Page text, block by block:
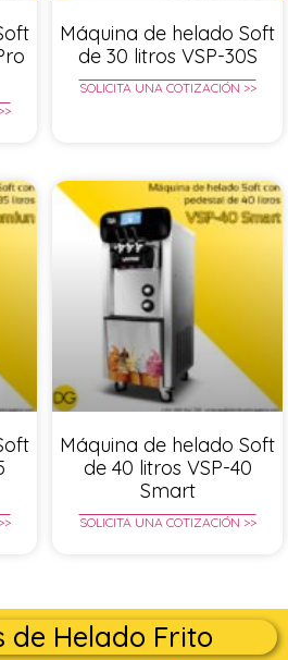
Máquina de helado Soft
de 30 litros VSP-30S
SOLICITA UNA COTIZACIÓN >>
Máquina de helado Soft
de 40 litros VSP-40
Smart
SOLICITA UNA COTIZACIÓN >>
de Helado Frito